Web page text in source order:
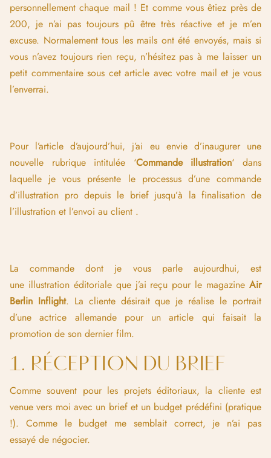
personnellement chaque mail ! Et comme vous êtiez près de
200, je n’ai pas toujours pû être très réactive et je m’en
excuse. Normalement tous les mails ont été envoyés, mais si
vous n’avez toujours rien reçu, n’hésitez pas à me laisser un
petit commentaire sous cet article avec votre mail et je vous
l’enverrai.
Pour l’article d’aujourd’hui, j’ai eu envie d’inaugurer une
nouvelle rubrique intitulée ‘Commande illustration‘ dans
laquelle je vous présente le processus d’une commande
d’illustration pro depuis le brief jusqu’à la finalisation de
l’illustration et l’envoi au client .
La commande dont je vous parle aujourdhui, est
une illustration éditoriale que j’ai reçu pour le magazine Air
Berlin Inflight. La cliente désirait que je réalise le portrait
d’une actrice allemande pour un article qui faisait la
promotion de son dernier film.
1. RÉCEPTION DU BRIEF
Comme souvent pour les projets éditoriaux, la cliente est
venue vers moi avec un brief et un budget prédéfini (pratique
!). Comme le budget me semblait correct, je n’ai pas
essayé de négocier.